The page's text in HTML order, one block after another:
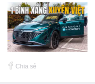
Chia sẻ